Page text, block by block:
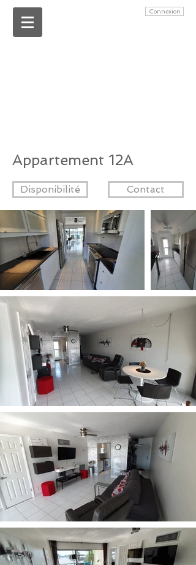
Connexion
Appartement 12A
Disponibilité Contact